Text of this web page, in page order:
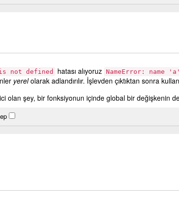
not defined hatası alıyoruz NameError: name
yerelolarak adlandırılır. İşlevden çıktıktan sonra
olan şey, bir fonksiyonun içinde global bir değişkenin